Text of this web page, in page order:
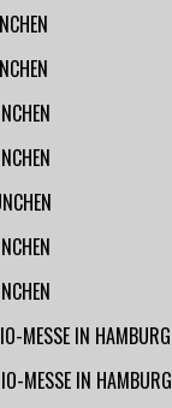
MESSE IN HAMBURG
MESSE IN HAMBURG